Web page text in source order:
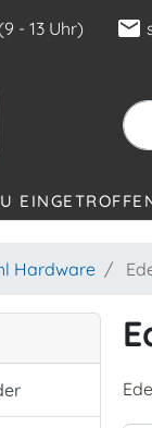
- 13 Uhr) mail
Hardware